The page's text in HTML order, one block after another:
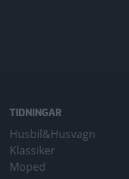
TIDNINGAR
Husbil&Husvagn
Klassiker
Moped